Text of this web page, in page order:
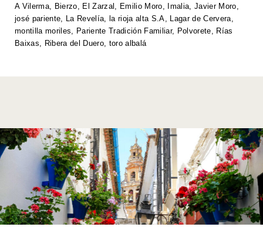
p
p
o
o
k
n
n
k
A Vilerma, Bierzo, El Zarzal , Emilio Moro, Imalia, Javier Moro,
josé pariente, La Revelía, la rioja alta S.A, Lagar de Cervera,
montilla moriles, Pariente Tradición Familiar, Polvorete, Rías
Baixas, Ribera del Duero, toro albalá